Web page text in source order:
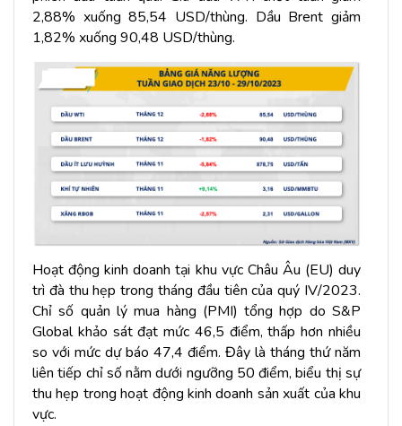
2,88% xuống 85,54 USD/thùng. Dầu Brent giảm
1,82% xuống 90,48 USD/thùng.
Hoạt động kinh doanh tại khu vực Châu Âu (EU) duy
trì đà thu hẹp trong tháng đầu tiên của quý IV/2023.
Chỉ số quản lý mua hàng (PMI) tổng hợp do S&P
Global khảo sát đạt mức 46,5 điểm, thấp hơn nhiều
so với mức dự báo 47,4 điểm. Đây là tháng thứ năm
liên tiếp chỉ số nằm dưới ngưỡng 50 điểm, biểu thị sự
thu hẹp trong hoạt động kinh doanh sản xuất của khu
vực.